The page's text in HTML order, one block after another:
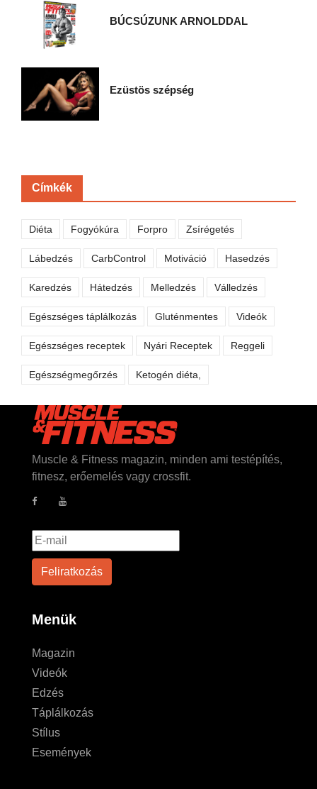
BÚCSÚZUNK ARNOLDDAL
Ezüstös szépség
Címkék
Diéta Fogyókúra Forpro Zsírégetés
Lábedzés CarbControl Motiváció Hasedzés
Karedzés Hátedzés Melledzés Válledzés
Egészséges táplálkozás Gluténmentes Videók
Egészséges receptek Nyári Receptek Reggeli
Egészségmegőrzés Ketogén diéta,
Muscle & Fitness magazin, minden ami testépítés,
fitnesz, erőemelés vagy crossfit.
Menük
Magazin
Videók
Edzés
Táplálkozás
Stílus
Események